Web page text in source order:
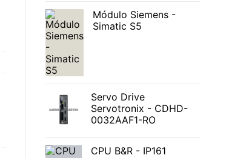
Módulo Siemens -
Simatic S5
Servo Drive
Servotronix - CDHD-
0032AAF1-RO
CPU B&R - IP161